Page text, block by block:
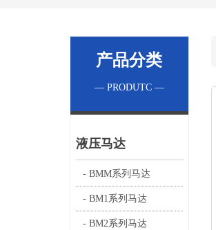
产品分类
— PRODUTC —
液压马达
- BMM系列马达
- BM1系列马达
- BM2系列马达